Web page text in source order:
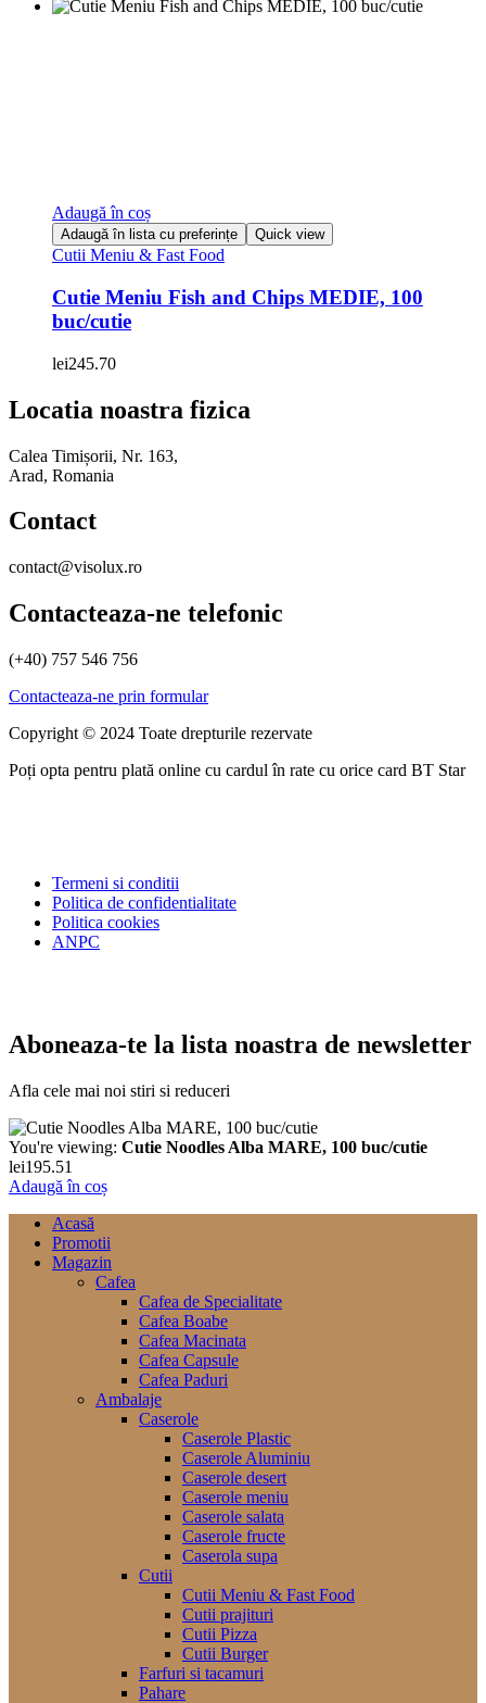
Adaugă în coș
Adaugă în lista cu preferințe Quick view
Cutii Meniu & Fast Food
Cutie Meniu Fish and Chips MEDIE, 100
buc/cutie
lei245.70
Locatia noastra fizica
Calea Timișorii, Nr. 163,
Arad, Romania
Contact
contact@visolux.ro
Contacteaza-ne telefonic
(+40) 757 546 756
Contacteaza-ne prin formular
Copyright © 2024 Toate drepturile rezervate
Poți opta pentru plată online cu cardul în rate cu orice card BT Star
Termeni si conditii
Politica de confidentialitate
Politica cookies
ANPC
Aboneaza-te la lista noastra de newsletter
Afla cele mai noi stiri si reduceri
You're viewing: Cutie Noodles Alba MARE, 100 buc/cutie
lei195.51
Adaugă în coș
Acasă
Promotii
Magazin
Cafea
Cafea de Specialitate
Cafea Boabe
Cafea Macinata
Cafea Capsule
Cafea Paduri
Ambalaje
Caserole
Caserole Plastic
Caserole Aluminiu
Caserole desert
Caserole meniu
Caserole salata
Caserole fructe
Caserola supa
Cutii
Cutii Meniu & Fast Food
Cutii prajituri
Cutii Pizza
Cutii Burger
Farfuri si tacamuri
Pahare